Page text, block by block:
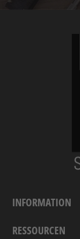
INFORMATION
RESSOURCEN